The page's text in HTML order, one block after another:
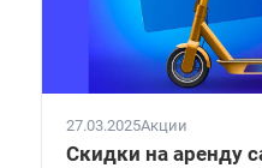
27.03.2025Акции
Скидки на аренду